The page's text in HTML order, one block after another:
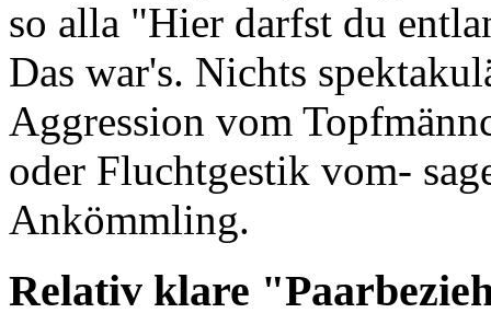
so alla "Hier darfst du
Das war's. Nichts
Aggression vom
oder Fluchtgestik vom-
Ankömmling.
Relativ klare